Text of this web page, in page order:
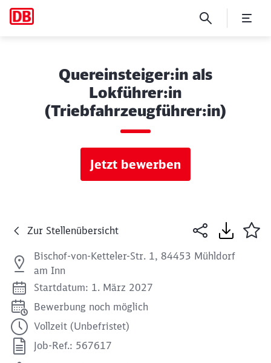
Quereinsteiger:in als
Lokführer:in
(Triebfahrzeugführer:in)
Jetzt bewerben
Zur Stellenübersicht
Bischof-von-Ketteler-Str. 1, 84453 Mühldorf
am Inn
Startdatum: 1. März 2027
Bewerbung noch möglich
Vollzeit (Unbefristet)
Job-Ref.: 567617